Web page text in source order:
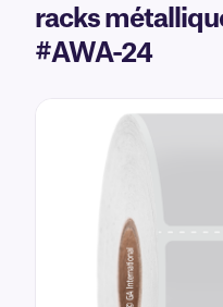
racks
#AWA-24